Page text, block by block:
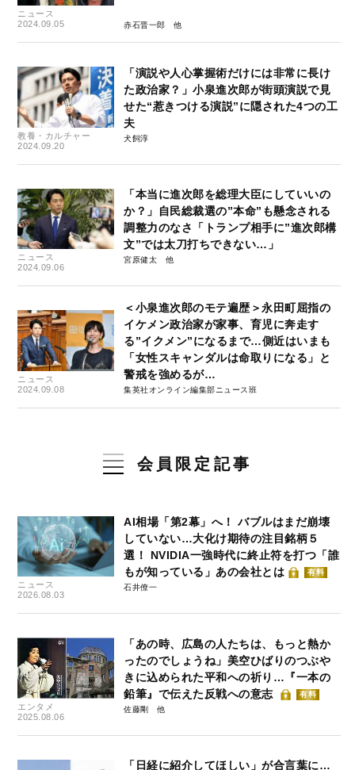
ニュース
2024.09.05
赤石晋一郎
教養・カルチャー
2024.09.20
「演説や人心掌握術だけには非常に長け
た政治家？」小泉進次郎が街頭演説で見
せた“惹きつける演説”に隠された4つの工
夫
犬飼淳
ニュース
2024.09.06
「本当に進次郎を総理大臣にしていいの
か？」自民総裁選の”本命”も懸念される
調整力のなさ「トランプ相手に”進次郎構
文”では太刀打ちできない…」
宮原健太
ニュース
2024.09.08
＜小泉進次郎のモテ遍歴＞永田町屈指の
イケメン政治家が家事、育児に奔走す
る”イクメン”になるまで…側近はいまも
「女性スキャンダルは命取りになる」と
警戒を強めるが…
集英社オンライン編集部ニュース班
会員限定記事
ニュース
2026.08.03
AI相場「第2幕」へ！ バブルはまだ崩壊
していない…大化け期待の注目銘柄５
選！ NVIDIA一強時代に終止符を打つ「誰
もが知っている」あの会社とは
有料
石井僚一
エンタメ
2025.08.06
「あの時、広島の人たちは、もっと熱か
ったのでしょうね」美空ひばりのつぶや
きに込められた平和への祈り…『一本の
鉛筆』で伝えた反戦への意志
有料
佐藤剛
「日経に紹介してほしい」が合言葉に…